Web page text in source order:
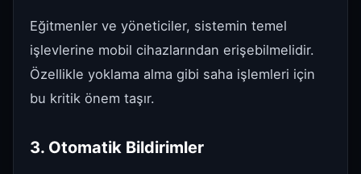
Eğitmenler ve yöneticiler, sistemin temel
işlevlerine mobil cihazlarından erişebilmelidir.
Özellikle yoklama alma gibi saha işlemleri için
bu kritik önem taşır.
3. Otomatik Bildirimler